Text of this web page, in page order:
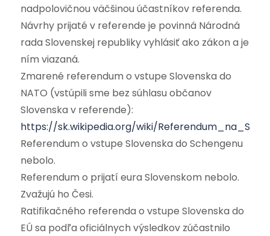
nadpolovičnou väčšinou účastníkov referenda.
Návrhy prijaté v referende je povinná Národná
rada Slovenskej republiky vyhlásiť ako zákon a je
ním viazaná.
Zmarené referendum o vstupe Slovenska do
NATO (vstúpili sme bez súhlasu občanov
Slovenska v referende):
https://sk.wikipedia.org/wiki/
Referendum o vstupe Slovenska do Schengenu
nebolo.
Referendum o prijatí eura Slovenskom nebolo.
Zvažujú ho Česi.
Ratifikačného referenda o vstupe Slovenska do
EÚ sa podľa oficiálnych výsledkov zúčastnilo